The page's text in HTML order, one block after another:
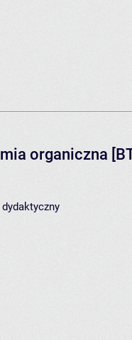
organiczna